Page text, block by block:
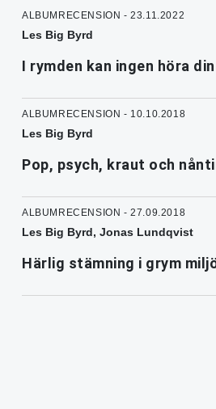
ALBUMRECENSION - 23.11.2022
Les Big Byrd
I rymden kan ingen höra
ALBUMRECENSION - 10.10.2018
Les Big Byrd
Pop, psych, kraut och
ALBUMRECENSION - 27.09.2018
Les Big Byrd, Jonas Lundqvist
Härlig stämning i grym